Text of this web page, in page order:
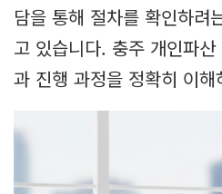
담을 통해 절차를 확인하려
고 있습니다. 충주 개인파
과 진행 과정을 정확히 이